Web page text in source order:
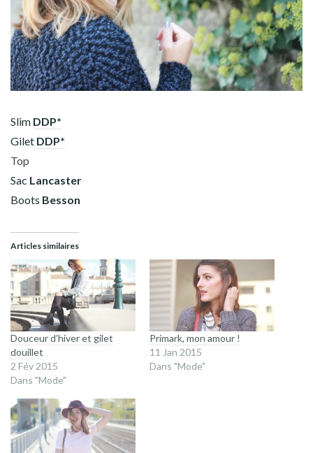
Slim DDP*
Gilet DDP*
Top
Sac Lancaster
Boots Besson
Articles similaires
Douceur d’hiver et gilet
douillet
2 Fév 2015
Dans "Mode"
Primark, mon amour !
11 Jan 2015
Dans "Mode"